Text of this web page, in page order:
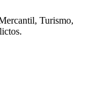
Turismo,